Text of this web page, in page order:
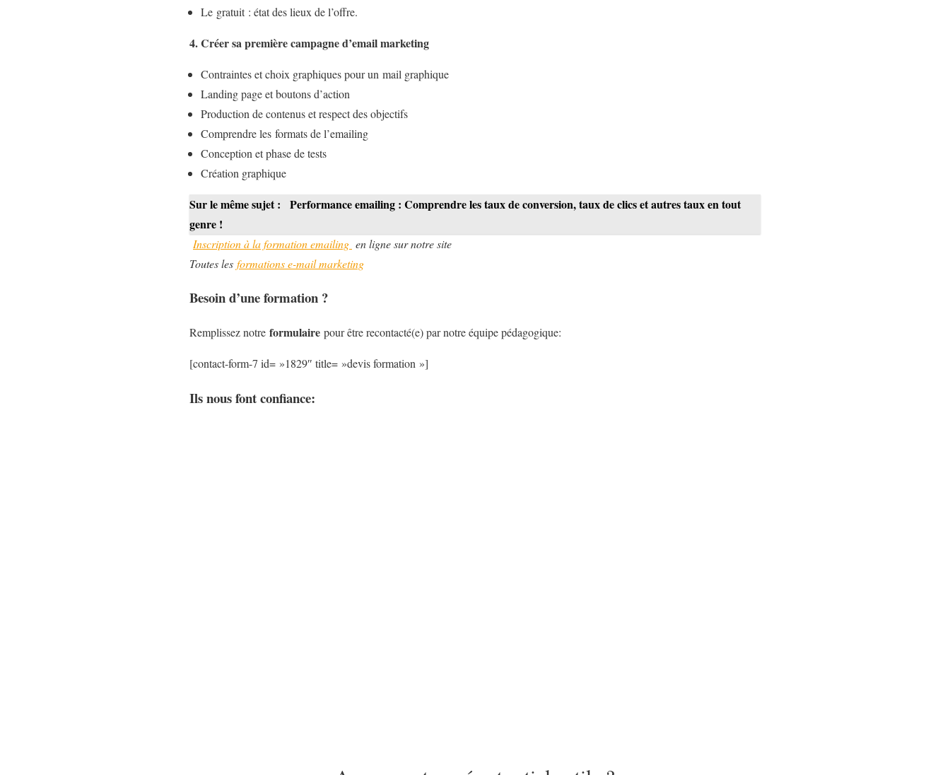
Le gratuit : état des lieux de l’offre.
4. Créer sa première campagne d’email marketing
Contraintes et choix graphiques pour un mail graphique
Landing page et boutons d’action
Production de contenus et respect des objectifs
Comprendre les formats de l’emailing
Conception et phase de tests
Création graphique
Sur le même sujet :
Performance emailing : Comprendre les taux de conversion, taux de clics et autres taux en tout
genre !
Inscription à la formation emailing en ligne sur notre site
Toutes les formations e-mail marketing
Besoin d’une formation ?
Remplissez notre formulaire pour être recontacté(e) par notre équipe pédagogique:
[contact-form-7 id= »1829″ title= »devis formation »]
Ils nous font confiance: